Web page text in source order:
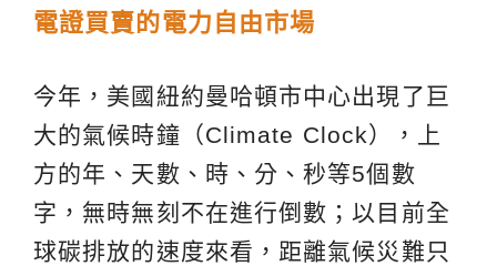
電證買賣的電力自由市場
今年，美國紐約曼哈頓市中心出現了巨
大的氣候時鐘（Climate Clock），上
方的年、天數、時、分、秒等5個數
字，無時無刻不在進行倒數；以目前全
球碳排放的速度來看，距離氣候災難只